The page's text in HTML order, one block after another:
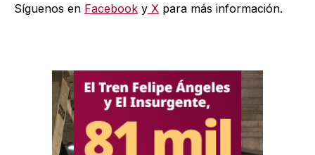
Síguenos en Facebook y X para más información.